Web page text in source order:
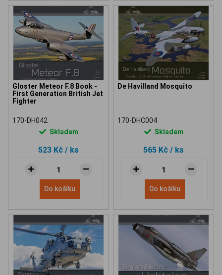
Gloster Meteor F.8 Book -
First Generation British Jet
Fighter
170-DH042
Skladem
523 Kč / ks
Do košíku
De Havilland Mosquito
170-DHC004
Skladem
565 Kč / ks
Do košíku